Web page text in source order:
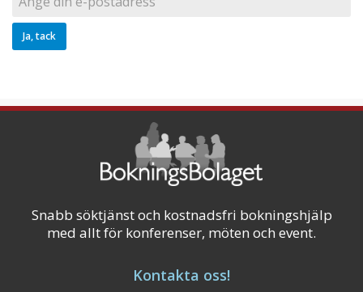
Snabb söktjänst och kostnadsfri bokningshjälp
med allt för konferenser, möten och event.
Kontakta oss!